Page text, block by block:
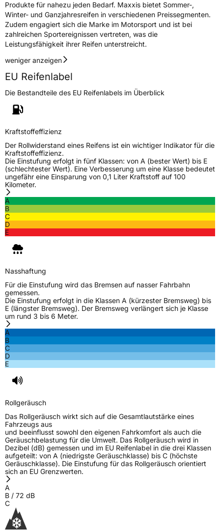
Allgemeine Produktsicherheit (GPSR)
HerstellerkontaktMaxxis Tech Center Europe B.V.,
Neutronenlaan 7 5405NG Uden Noord
Brabant Niederlande,
regulation@maxxistce.nl
Produkte für nahezu jeden Bedarf. Maxxis bietet Sommer-,
Winter- und Ganzjahresreifen in verschiedenen Preissegmenten.
Zudem engagiert sich die Marke im Motorsport und ist bei
zahlreichen Sportereignissen vertreten, was die
Leistungsfähigkeit ihrer Reifen unterstreicht.
weniger anzeigen
EU Reifenlabel
Die Bestandteile des EU Reifenlabels im Überblick
Kraftstoffeffizienz
Der Rollwiderstand eines Reifens ist ein wichtiger Indikator für die
Kraftstoffeffizienz.
Die Einstufung erfolgt in fünf Klassen: von A (bester Wert) bis E
(schlechtester Wert). Eine Verbesserung um eine Klasse bedeutet
ungefähr eine Einsparung von 0,1 Liter Kraftstoff auf 100
Kilometer.
A
B
C
D
E
Nasshaftung
Für die Einstufung wird das Bremsen auf nasser Fahrbahn
gemessen.
Die Einstufung erfolgt in die Klassen A (kürzester Bremsweg) bis
E (längster Bremsweg). Der Bremsweg verlängert sich je Klasse
um rund 3 bis 6 Meter.
A
B
C
D
E
Rollgeräusch
Das Rollgeräusch wirkt sich auf die Gesamtlautstärke eines
Fahrzeugs aus
und beeinflusst sowohl den eigenen Fahrkomfort als auch die
Geräuschbelastung für die Umwelt. Das Rollgeräusch wird in
Dezibel (dB) gemessen und im EU Reifenlabel in die drei Klassen
aufgeteilt: von A (niedrigste Geräuschklasse) bis C (höchste
Geräuschklasse). Die Einstufung für das Rollgeräusch orientiert
sich an EU Grenzwerten.
A
B / 72 dB
C